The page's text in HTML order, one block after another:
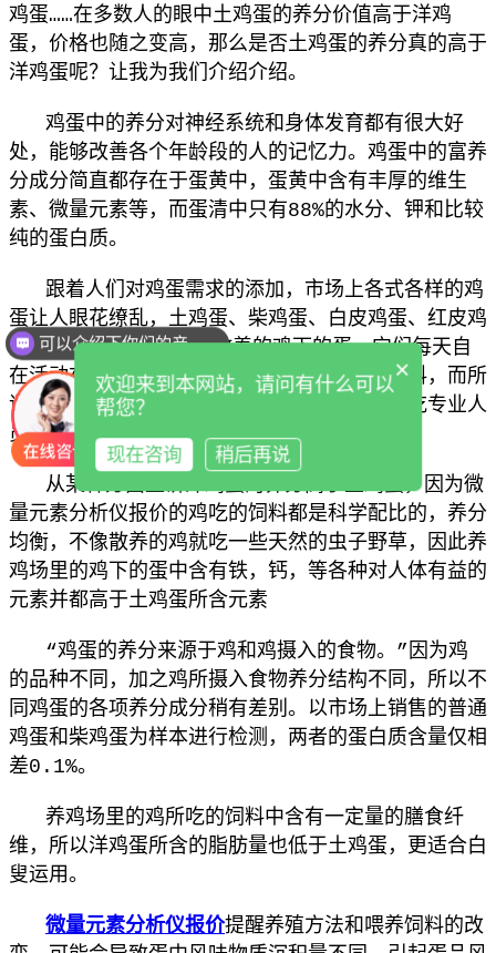
鸡蛋……在多数人的眼中土鸡蛋的养分价值高于洋鸡
蛋，价格也随之变高，那么是否土鸡蛋的养分真的高于
洋鸡蛋呢？让我为我们介绍介绍。
鸡蛋中的养分对神经系统和身体发育都有很大好
处，能够改善各个年龄段的人的记忆力。鸡蛋中的富养
分成分简直都存在于蛋黄中，蛋黄中含有丰厚的维生
素、微量元素等，而蛋清中只有88%的水分、钾和比较
纯的蛋白质。
跟着人们对鸡蛋需求的添加，市场上各式各样的鸡
蛋让人眼花缭乱，土鸡蛋、柴鸡蛋、白皮鸡蛋、红皮鸡
蛋……所谓的土鸡蛋就是散养的鸡下的蛋，它们每天自
在活动在林子里吃一些虫子野草之类的天然饲料，而所
谓的洋鸡蛋就是养鸡场里的鸡下的蛋，这些鸡吃专业人
员配的饲料。
从某种方面上讲洋鸡蛋的养分高于土鸡蛋，因为微
量元素分析仪报价的鸡吃的饲料都是科学配比的，养分
均衡，不像散养的鸡就吃一些天然的虫子野草，因此养
鸡场里的鸡下的蛋中含有铁，钙，等各种对人体有益的
元素并都高于土鸡蛋所含元素
“鸡蛋的养分来源于鸡和鸡摄入的食物。”因为鸡
的品种不同，加之鸡所摄入食物养分结构不同，所以不
同鸡蛋的各项养分成分稍有差别。以市场上销售的普通
鸡蛋和柴鸡蛋为样本进行检测，两者的蛋白质含量仅相
差0.1%。
养鸡场里的鸡所吃的饲料中含有一定量的膳食纤
维，所以洋鸡蛋所含的脂肪量也低于土鸡蛋，更适合白
叟运用。
微量元素分析仪报价提醒养殖方法和喂养饲料的改
可以介绍下你们的产品么
×
欢迎来到本网站，请问有什么可以
帮您？
现在咨询 稍后再说